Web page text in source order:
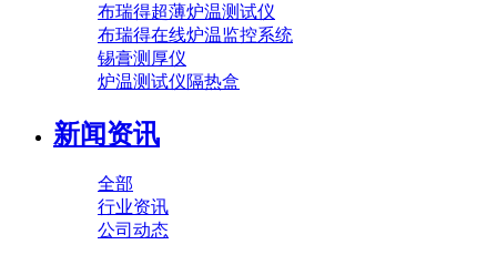
布瑞得超薄炉温测试仪
布瑞得在线炉温监控系统
锡膏测厚仪
炉温测试仪隔热盒
新闻资讯
全部
行业资讯
公司动态